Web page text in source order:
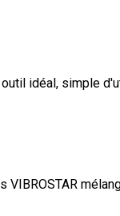
idéal, simple
VIBROSTAR